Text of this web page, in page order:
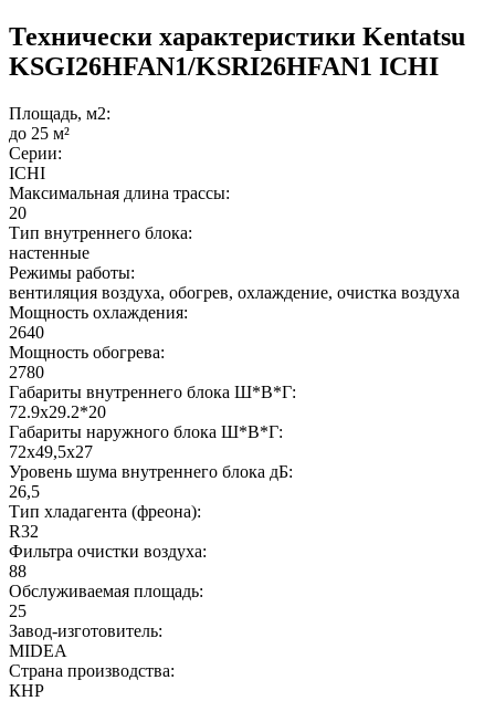
Технически характеристики Kentatsu
KSGI26HFAN1/KSRI26HFAN1 ICHI
Площадь, м2:
до 25 м²
Серии:
ICHI
Максимальная длина трассы:
20
Тип внутреннего блока:
настенные
Режимы работы:
вентиляция воздуха, обогрев, охлаждение, очистка воздуха
Мощность охлаждения:
2640
Мощность обогрева:
2780
Габариты внутреннего блока Ш*В*Г:
72.9x29.2*20
Габариты наружного блока Ш*В*Г:
72x49,5x27
Уровень шума внутреннего блока дБ:
26,5
Тип хладагента (фреона):
R32
Фильтра очистки воздуха:
88
Обслуживаемая площадь:
25
Завод-изготовитель:
MIDEA
Страна производства:
КНР